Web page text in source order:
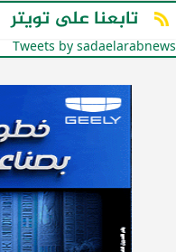
تابعنا على تويتر
Tweets by sadaelarabnews